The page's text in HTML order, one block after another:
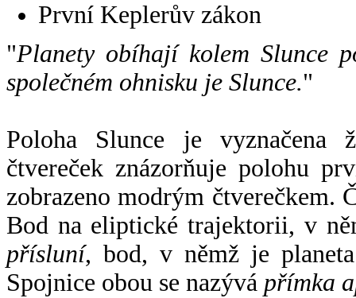
První Keplerův zákon
"Planety obíhají kolem Slunce
společném ohnisku je Slunce."
Poloha Slunce je vyznačena
čtvereček znázorňuje polohu
zobrazeno modrým čtverečkem.
Bod na eliptické trajektorii, v
přísluní, bod, v němž je
Spojnice obou se nazývá přímka